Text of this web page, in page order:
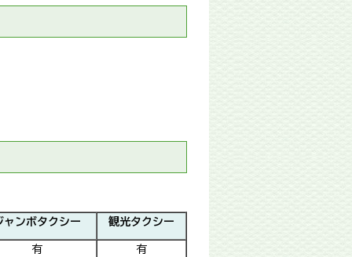
ャンボタクシー 観光タクシー
有 有